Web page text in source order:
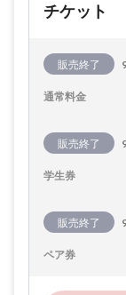
チケット
販売終了
通常料金
販売終了
学生券
販売終了
ペア券